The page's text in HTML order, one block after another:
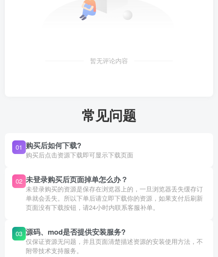
暂无评论内容
常见问题
01 购买后如何下载?
购买后点击资源下载即可显示下载页面
02 未登录购买后页面掉单怎么办？
未登录购买的资源是保存在浏览器上的，一旦浏览器丢失缓存订
单就会丢失。所以下单后请立即下载你的资源，如果支付后刷新
页面没有下载按钮，请24小时内联系客服补单。
03 源码、mod是否提供安装服务?
仅保证资源无问题，并且页面清楚描述资源的安装使用方法，不
附带技术支持服务。